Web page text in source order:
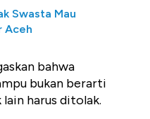
Swasta Mau
Aceh
bahwa
bukan berarti
harus ditolak.